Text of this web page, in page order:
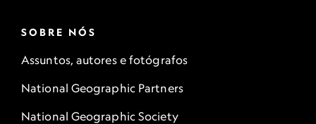
SOBRE NÓS
Assuntos, autores e fotógrafos
National Geographic Partners
National Geographic Society